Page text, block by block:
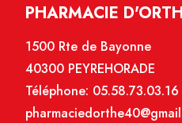
PHARMACIE
1500 Rte de Bayonne
40300 PEYREHORADE
Téléphone: 05.58.73.03.16